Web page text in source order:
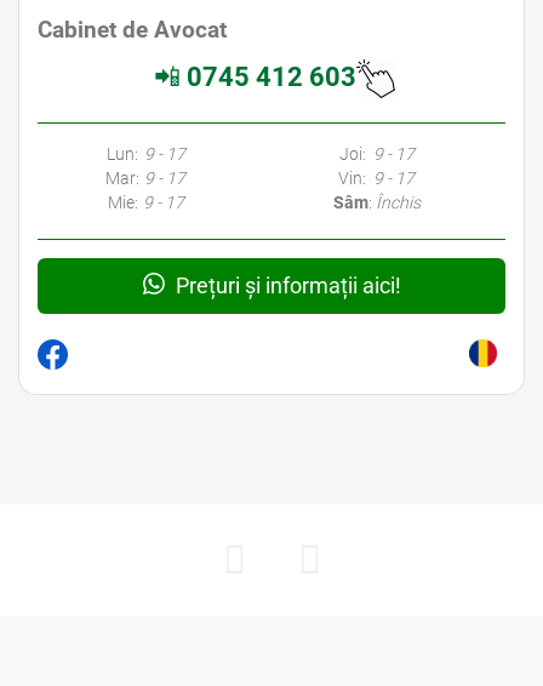
Cabinet de Avocat
📲 0745 412 603
Lun: 9 - 17
Mar: 9 - 17
Mie: 9 - 17
Joi: 9 - 17
Vin: 9 - 17
Sâm: Închis
Prețuri și informații aici!